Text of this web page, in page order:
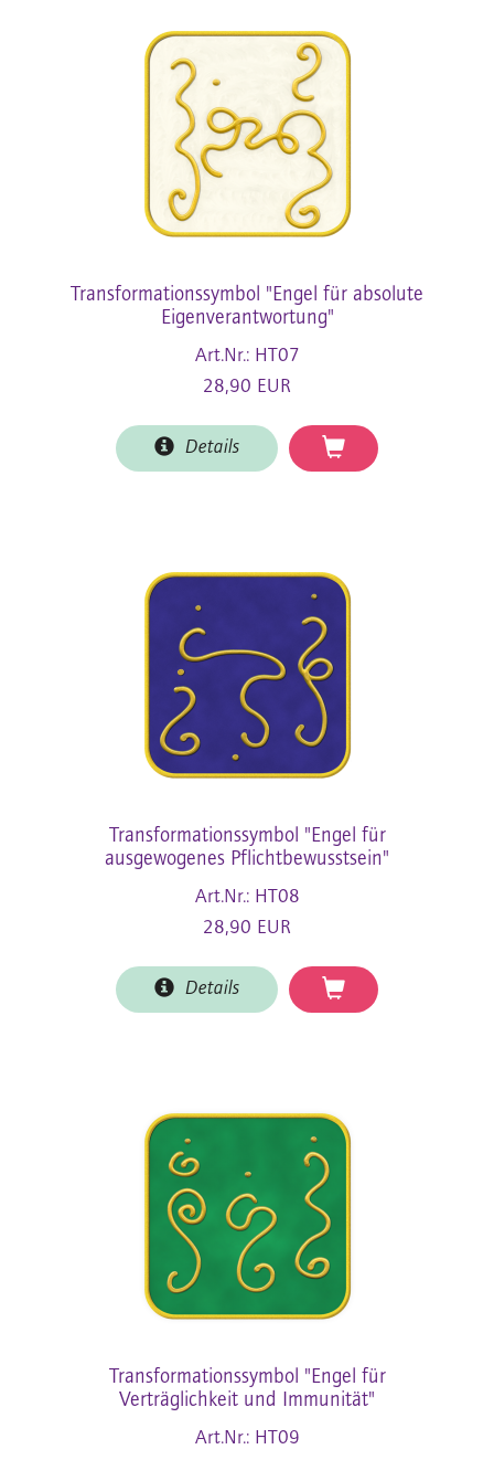
Transformationssymbol "Engel für absolute
Eigenverantwortung"
Art.Nr.: HT07
28,90 EUR
Details
Transformationssymbol "Engel für
ausgewogenes Pflichtbewusstsein"
Art.Nr.: HT08
28,90 EUR
Details
Transformationssymbol "Engel für
Verträglichkeit und Immunität"
Art.Nr.: HT09